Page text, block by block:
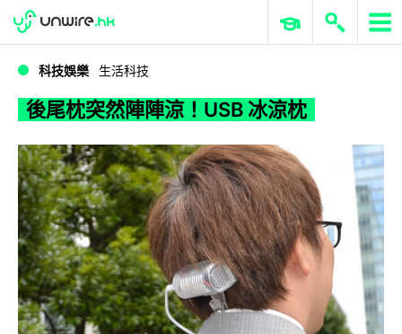
後尾枕突然陣陣涼！USB 冰涼枕
WWDC 2026 ERP 與商業 AI
科技娛樂 生活科技
後尾枕突然陣陣涼！USB 冰涼枕